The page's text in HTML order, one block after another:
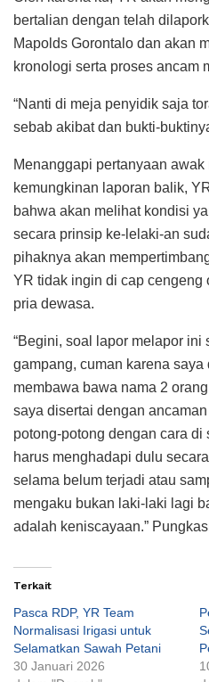
bertalian dengan telah
Mapolds Gorontalo dan akan
kronologi serta proses ancam
“Nanti di meja penyidik saja
sebab akibat dan bukti-
Menanggapi pertanyaan
kemungkinan laporan balik,
bahwa akan melihat kondisi
secara prinsip ke-lelaki-an
pihaknya akan
YR tidak ingin di cap
pria dewasa.
“Begini, soal lapor melapor ini
gampang, cuman karena saya
membawa bawa nama 2
saya disertai dengan
potong-potong dengan cara di
harus menghadapi dulu
selama belum terjadi atau
mengaku bukan laki-laki lagi
adalah keniscayaan.”
Terkait
Pasca RDP, YR Team
Normalisasi Irigasi untuk
Selamatkan Sawah Petani
30 Januari 2026